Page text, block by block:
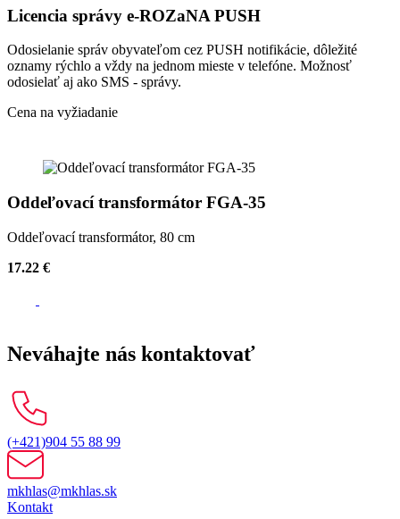
Licencia správy e-ROZaNA PUSH
Odosielanie správ obyvateľom cez PUSH notifikácie, dôležité
oznamy rýchlo a vždy na jednom mieste v telefóne. Možnosť
odosielať aj ako SMS - správy.
Cena na vyžiadanie
Oddeľovací transformátor FGA-35
Oddeľovací transformátor, 80 cm
17.22 €
Neváhajte nás kontaktovať
(+421)904 55 88 99
mkhlas@mkhlas.sk
Kontakt